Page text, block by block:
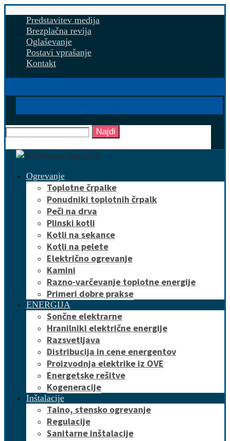
Predstavitev medija
Brezplačna revija
Oglaševanje
Postavi vprašanje
Kontakt
Najdi
Ogrevanje
Toplotne črpalke
Ponudniki toplotnih črpalk
Peči na drva
Plinski kotli
Kotli na sekance
Kotli na pelete
Električno ogrevanje
Kamini
Razno-varčevanje toplotne energije
Primeri dobre prakse
ENERGIJA
Sončne elektrarne
Hranilniki električne energije
Razsvetljava
Distribucija in cene energentov
Proizvodnja elektrike iz OVE
Energetske rešitve
Kogeneracije
Inštalacije
Talno, stensko ogrevanje
Regulacije
Sanitarne inštalacije